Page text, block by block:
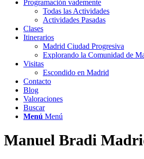
Programación vademente
Todas las Actividades
Actividades Pasadas
Clases
Itinerarios
Madrid Ciudad Progresiva
Explorando la Comunidad de
Visitas
Escondido en Madrid
Contacto
Blog
Valoraciones
Buscar
Menú Menú
Manuel Bradi